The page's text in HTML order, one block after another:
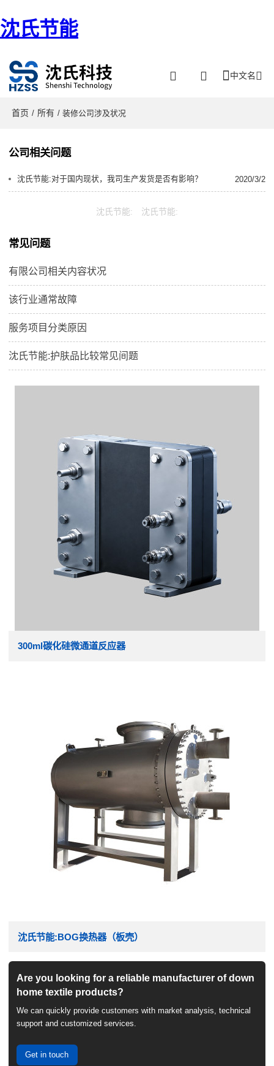
沈氏节能
中文名
首页 / 所有 / 装修公司涉及状况
公司相关问题
沈氏节能:对于国内现状，我司生产发货是否有影响？ 2020/3/2
沈氏节能: 沈氏节能:
常见问题
有限公司相关内容状况
该行业通常故障
服务项目分类原因
沈氏节能:护肤品比较常见间题
300ml碳化硅微通道反应器
沈氏节能:BOG换热器（板壳）
Are you looking for a reliable manufacturer of down
home textile products?
We can quickly provide customers with market analysis, technical
support and customized services.
Get in touch